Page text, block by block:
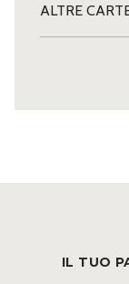
ALTRE
IL TUO